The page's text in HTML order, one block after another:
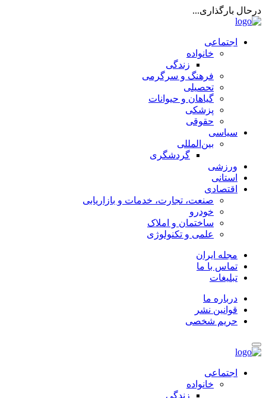
درحال بارگذاری...
اجتماعی
خانواده
زندگی
فرهنگ و سرگرمی
تحصیلی
گیاهان و حیوانات
پزشکی
حقوقی
سیاسی
بین‌المللی
گردشگری
ورزشی
استانی
اقتصادی
صنعت، تجارت، خدمات و بازاریابی
خودرو
ساختمان و املاک
علمی و تکنولوژی
مجله ایران
تماس با ما
تبلیغات
درباره ما
قوانین نشر
حریم شخصی
اجتماعی
خانواده
زندگی